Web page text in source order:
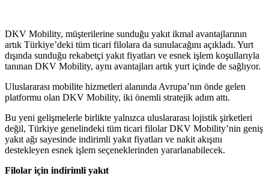
DKV Mobility, müşterilerine sunduğu yakıt ikmal avantajlarının
artık Türkiye’deki tüm ticari filolara da sunulacağını açıkladı. Yurt
dışında sunduğu rekabetçi yakıt fiyatları ve esnek işlem koşullarıyla
tanınan DKV Mobility, aynı avantajları artık yurt içinde de sağlıyor.
Uluslararası mobilite hizmetleri alanında Avrupa’nın önde gelen
platformu olan DKV Mobility, iki önemli stratejik adım attı.
Bu yeni gelişmelerle birlikte yalnızca uluslararası lojistik şirketleri
değil, Türkiye genelindeki tüm ticari filolar DKV Mobility’nin geniş
yakıt ağı sayesinde indirimli yakıt fiyatları ve nakit akışını
destekleyen esnek işlem seçeneklerinden yararlanabilecek.
Filolar için indirimli yakıt